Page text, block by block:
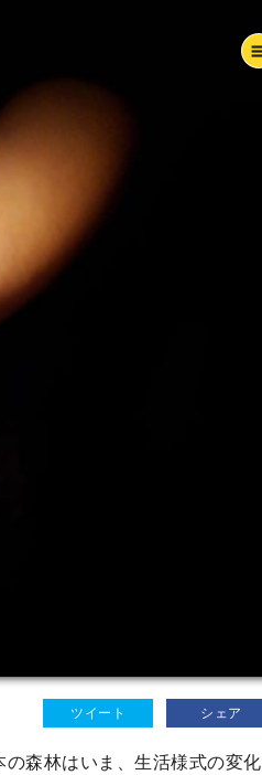
ツイート シェア
森林はいま、生活様式の変化